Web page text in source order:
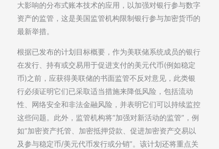
大影响的分布式账本技术的应用，以加强对银行参与数字
资产的监管，这是美国监管机构限制银行参与加密货币的
最新举措。
根据已发布的计划目标概要，作为美联储系统成员的银行
在发行、持有或交易用于促进支付的美元代币(例如稳定
币)之前，应获得美联储的书面监管不反对意见，此类银
行必须证明它们已采取适当措施来降低风险，包括流动
性、网络安全和非法金融风险，并表明它们可以持续监控
这些问题。此外，监管机构将“加强对新活动的监管”，例
如“加密资产托管、加密抵押贷款、促进加密资产交易以
及参与稳定币/美元代币发行或分销”。该计划还将重点关